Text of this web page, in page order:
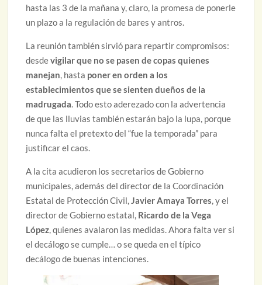
hasta las 3 de la mañana y, claro, la promesa de ponerle
un plazo a la regulación de bares y antros.
La reunión también sirvió para repartir compromisos:
desdevigilar que no se pasen de copas quienes
manejan, hasta poner en orden a los
establecimientos que se sienten dueños de la
madrugada. Todo esto aderezado con la advertencia
de que las lluvias también estarán bajo la lupa, porque
nunca falta el pretexto del “fue la temporada” para
justificar el caos.
A la cita acudieron los secretarios de Gobierno
municipales, además del director de la Coordinación
Estatal de Protección Civil,Javier Amaya Torres, y el
director de Gobierno estatal, Ricardo de la Vega
López, quienes avalaron las medidas. Ahora falta ver si
el decálogo se cumple… o se queda en el típico
decálogo de buenas intenciones.